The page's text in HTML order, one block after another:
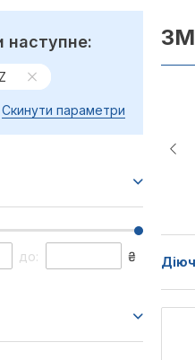
наступне:
Скинути параметри
до: ₴